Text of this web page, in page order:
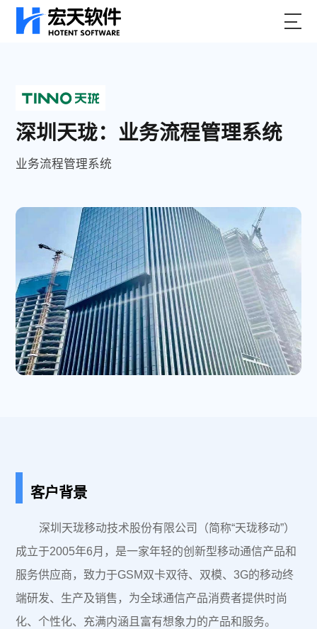
深圳天珑：业务流程管理系统
业务流程管理系统
客户背景
深圳天珑移动技术股份有限公司（简称“天珑移动”）
成立于2005年6月，是一家年轻的创新型移动通信产品和
服务供应商，致力于GSM双卡双待、双模、3G的移动终
端研发、生产及销售，为全球通信产品消费者提供时尚
化、个性化、充满内涵且富有想象力的产品和服务。